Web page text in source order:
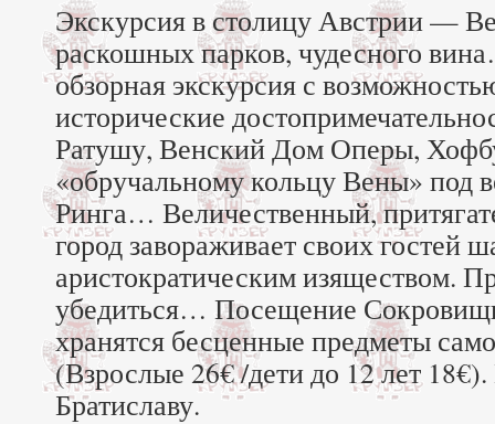
Экскурсия в столицу Австрии —
раскошных парков, чудесного
обзорная экскурсия с
исторические
Ратушу, Венский Дом Оперы,
«обручальному кольцу Вены» под
Ринга… Величественный,
город завораживает своих гостей
аристократическим изяществом.
убедиться… Посещение
хранятся бесценные предметы
(Взрослые 26€ /дети до 12 лет
Братиславу.